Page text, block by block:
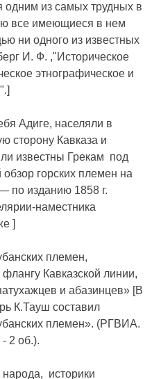
одним из самых трудных в
все имеющиеся в нем
ни одного из известных
И. Ф. ,"Историческое
этнографическое и
Адиге, населяли в
сторону Кавказа и
известны Грекам под
горских племен на
по изданию 1858 г.
наместника
]
племен,
Кавказской линии,
и абазинцев» [В
К.Тауш составил
племен». (РГВИА.
2 об.).
народа, историки